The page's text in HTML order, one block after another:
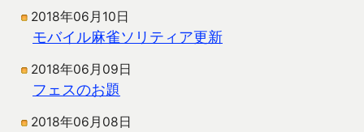
2018年06月10日
モバイル麻雀ソリティア更新
2018年06月09日
フェスのお題
2018年06月08日